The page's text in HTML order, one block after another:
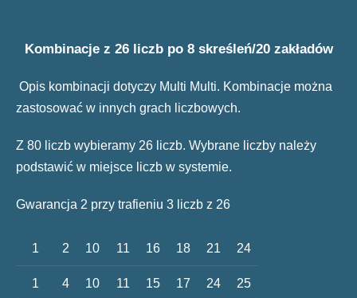
Kombinacje z 26 liczb po 8 skreśleń/20 zakładów
Opis kombinacji dotyczy Multi Multi. Kombinacje można
zastosować w innych grach liczbowych.
Z 80 liczb wybieramy 26 liczb. Wybrane liczby należy
podstawić w miejsce liczb w systemie.
Gwarancja 2 przy trafieniu 3 liczb z 26
1 2 10 11 16 18 21 24
1 4 10 11 15 17 24 25